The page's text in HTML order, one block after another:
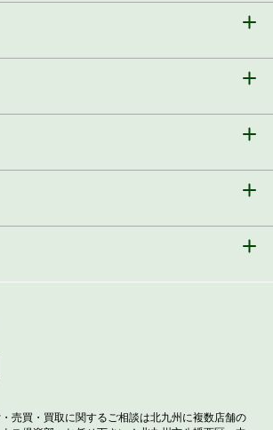
売買・買取に関するご相談は北九州に複数店舗の